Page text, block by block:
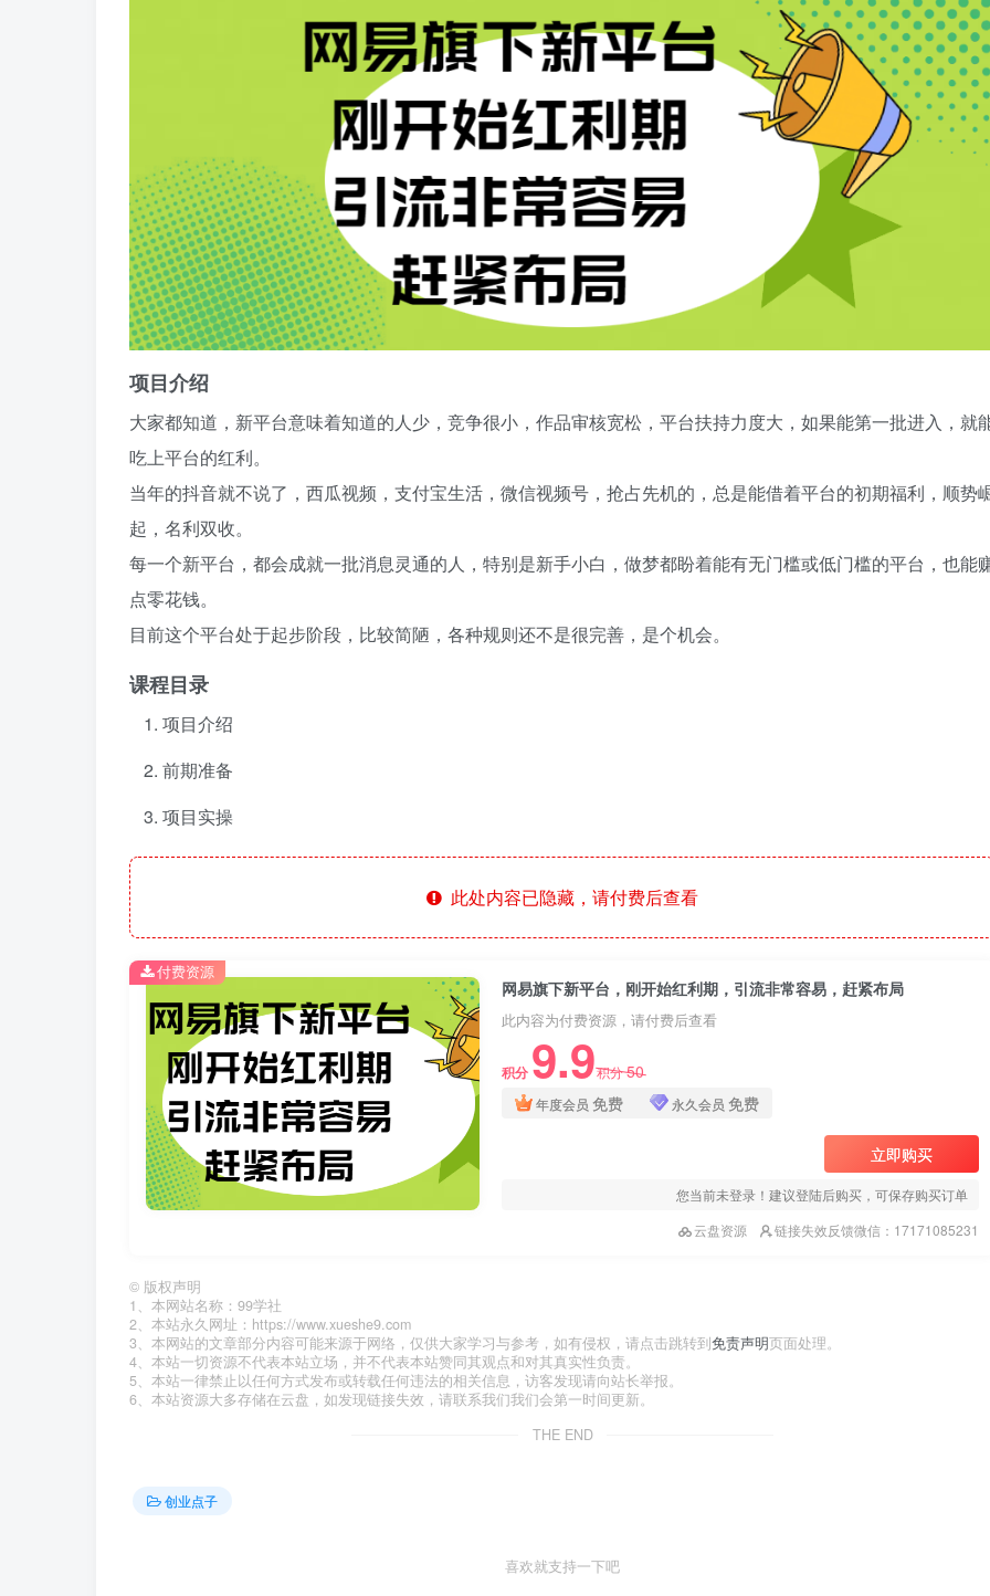
项目介绍
大家都知道，新平台意味着知道的人少，竞争很小，作品审核宽松，平台扶持力度大，如果能第一批进入，就
吃上平台的红利。
当年的抖音就不说了，西瓜视频，支付宝生活，微信视频号，抢占先机的，总是能借着平台的初期福利，顺势
起，名利双收。
每一个新平台，都会成就一批消息灵通的人，特别是新手小白，做梦都盼着能有无门槛或低门槛的平台，也能
点零花钱。
目前这个平台处于起步阶段，比较简陋，各种规则还不是很完善，是个机会。
课程目录
项目介绍
前期准备
项目实操
此处内容已隐藏，请付费后查看
网易旗下新平台，刚开始红利期，引流非常容易，赶紧布局
此内容为付费资源，请付费后查看
积分 9.9积分50
年度会员 免费 永久会员 免费
立即购买
您当前未登录！建议登陆后购买，可保存购买订单
云盘资源
链接失效反馈微信：17171085231
付费资源
© 版权声明
1、本网站名称：99学社
2、本站永久网址：https://www.xueshe9.com
3、本网站的文章部分内容可能来源于网络，仅供大家学习与参考，如有侵权，请点击跳转到免责声明页面处理。
4、本站一切资源不代表本站立场，并不代表本站赞同其观点和对其真实性负责。
5、本站一律禁止以任何方式发布或转载任何违法的相关信息，访客发现请向站长举报。
6、本站资源大多存储在云盘，如发现链接失效，请联系我们我们会第一时间更新。
THE END
创业点子
喜欢就支持一下吧